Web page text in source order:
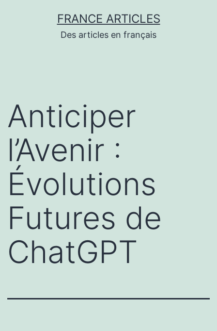
FRANCE ARTICLES
Des articles en français
Anticiper
l’Avenir :
Évolutions
Futures de
ChatGPT